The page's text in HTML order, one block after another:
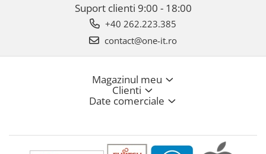
Suport clienti 9:00 - 18:00
+40 262.223.385
contact@one-it.ro
Magazinul meu
Clienti
Date comerciale